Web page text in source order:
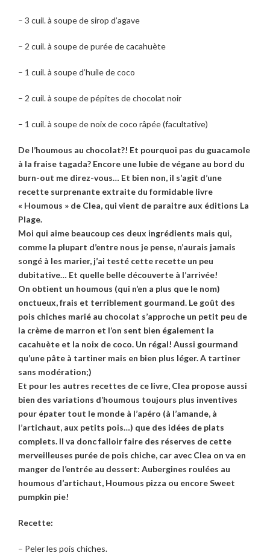
– 3 cuil. à soupe de sirop d’agave
– 2 cuil. à soupe de purée de cacahuète
– 1 cuil. à soupe d’huile de coco
– 2 cuil. à soupe de pépites de chocolat noir
– 1 cuil. à soupe de noix de coco râpée (facultative)
De l’houmous au chocolat?! Et pourquoi pas du guacamole
à la fraise tagada? Encore une lubie de végane au bord du
burn-out me direz-vous… Et bien non, il s’agit d’une
recette surprenante extraite du formidable livre
« Houmous » de Clea, qui vient de paraitre aux éditions La
Plage.
Moi qui aime beaucoup ces deux ingrédients mais qui,
comme la plupart d’entre nous je pense, n’aurais jamais
songé à les marier, j’ai testé cette recette un peu
dubitative… Et quelle belle découverte à l’arrivée!
On obtient un houmous (qui n’en a plus que le nom)
onctueux, frais et terriblement gourmand. Le goût des
pois chiches marié au chocolat s’approche un petit peu de
la crème de marron et l’on sent bien également la
cacahuète et la noix de coco. Un régal! Aussi gourmand
qu’une pâte à tartiner mais en bien plus léger. A tartiner
sans modération;)
Et pour les autres recettes de ce livre, Clea propose aussi
bien des variations d’houmous toujours plus inventives
pour épater tout le monde à l’apéro (à l’amande, à
l’artichaut, aux petits pois…) que des idées de plats
complets. Il va donc falloir faire des réserves de cette
merveilleuses purée de pois chiche, car avec Clea on va en
manger de l’entrée au dessert: Aubergines roulées au
houmous d’artichaut, Houmous pizza ou encore Sweet
pumpkin pie!
Recette:
– Peler les pois chiches.